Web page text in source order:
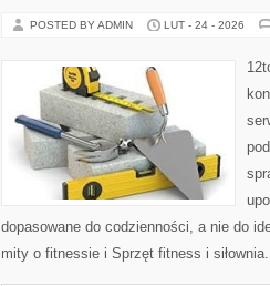
POSTED BY ADMIN LUT - 24 - 2026
dopasowane do codzienności, a nie do
mity o fitnessie i Sprzęt fitness i